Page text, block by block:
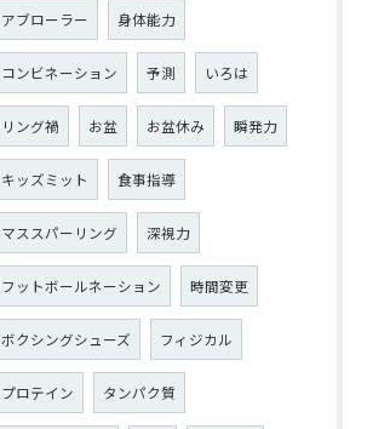
アブローラー 身体能力
コンビネーション 予測 いろは
リング禍 お盆 お盆休み 瞬発力
キッズミット 食事指導
マススパーリング 深視力
フットボールネーション 時間変更
ボクシングシューズ フィジカル
プロテイン タンパク質